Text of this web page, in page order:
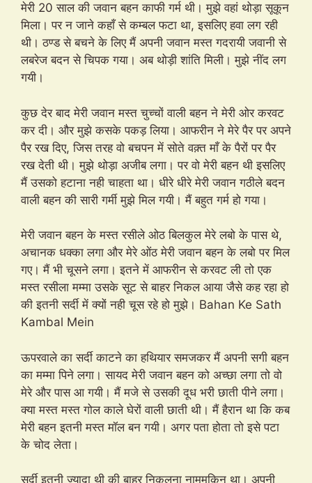
मेरी 20 साल की जवान बहन काफी गर्म थी। मुझे वहां थोड़ा सूकून
मिला। पर न जाने कहाँ से कम्बल फटा था, इसलिए हवा लग रही
थी। ठण्ड से बचने के लिए मैं अपनी जवान मस्त गदरायी जवानी से
लबरेज बदन से चिपक गया। अब थोड़ी शांति मिली। मुझे नींद लग
गयी।
कुछ देर बाद मेरी जवान मस्त चुच्चों वाली बहन ने मेरी ओर करवट
कर दी। और मुझे कसके पकड़ लिया। आफरीन ने मेरे पैर पर अपने
पैर रख दिए, जिस तरह वो बचपन में सोते वक़्त माँ के पैरों पर पैर
रख देती थी। मुझे थोड़ा अजीब लगा। पर वो मेरी बहन थी इसलिए
मैं उसको हटाना नही चाहता था। धीरे धीरे मेरी जवान गठीले बदन
वाली बहन की सारी गर्मी मुझे मिल गयी। मैं बहुत गर्म हो गया।
मेरी जवान बहन के मस्त रसीले ओठ बिलकुल मेरे लबो के पास थे,
अचानक धक्का लगा और मेरे ओंठ मेरी जवान बहन के लबो पर मिल
गए। मैं भी चूसने लगा। इतने में आफरीन से करवट ली तो एक
मस्त रसीला मम्मा उसके सूट से बाहर निकल आया जैसे कह रहा हो
की इतनी सर्दी में क्यों नही चूस रहे हो मुझे। Bahan Ke Sath
Kambal Mein
ऊपरवाले का सर्दी काटने का हथियार समजकर मैं अपनी सगी बहन
का मम्मा पिने लगा। सायद मेरी जवान बहन को अच्छा लगा तो वो
मेरे और पास आ गयी। मैं मजे से उसकी दूध भरी छाती पीने लगा।
क्या मस्त मस्त गोल काले घेरों वाली छाती थी। मैं हैरान था कि कब
मेरी बहन इतनी मस्त मॉल बन गयी। अगर पता होता तो इसे पटा
के चोद लेता।
सर्दी इतनी ज्यादा थी की बाहर निकलना नामुमकिन था। अपनी